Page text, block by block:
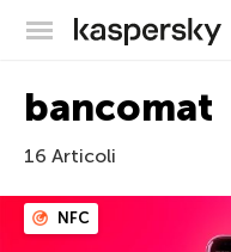
bancomat
16 Articoli
NFC